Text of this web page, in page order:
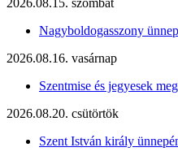
2026.08.15. szombat
Nagyboldogasszony
2026.08.16. vasárnap
Szentmise és jegyesek
2026.08.20. csütörtök
Szent István király